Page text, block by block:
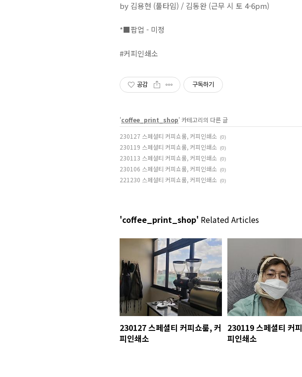
by 김용현 (풀타임) / 김동완 (근무 시 토 4-6pm)⁣⁣⁣⁣⁣⁣⁣⁣⁣⁣⁣⁣⁣⁣⁣⁣⁣⁣⁣⁣⁣⁣⁣⁣⁣⁣⁣⁣⁣⁣⁣⁣⁣⁣⁣⁣⁣⁣⁣⁣⁣⁣⁣⁣⁣⁣⁣⁣⁣⁣⁣⁣⁣⁣⁣⁣⁣⁣⁣⁣⁣⁣⁣⁣⁣⁣⁣⁣⁣⁣⁣⁣⁣⁣⁣⁣⁣⁣⁣⁣⁣⁣⠀⁣⁣⁣⁣⁣⁣⁣⁣⁣⁣
*■팝업 - 미정⠀⁣⁣⁣⁣⁣⁣⁣⁣⁣⁣
#커피인쇄소
공감 구독하기
'coffee_print_shop' 카테고리의 다른 글
230127 스페셜티 커피쇼룸, 커피인쇄소 (0)
230119 스페셜티 커피쇼룸, 커피인쇄소 (0)
230113 스페셜티 커피쇼룸, 커피인쇄소 (0)
230106 스페셜티 커피쇼룸, 커피인쇄소 (0)
221230 스페셜티 커피쇼룸, 커피인쇄소 (0)
'coffee_print_shop' Related Articles
230127 스페셜티 커피쇼룸, 커
피인쇄소
230119 스페셜티 커
피인쇄소